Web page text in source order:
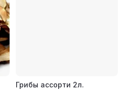
Грибы ассорти 2л.